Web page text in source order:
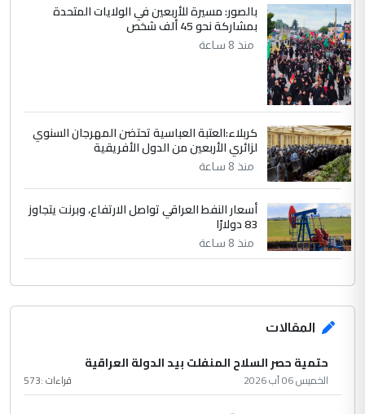
بالصور: مسيرة للأربعين في الولايات المتحدة
بمشاركة نحو 45 ألف شخص
منذ 8 ساعة
كربلاء:العتبة العباسية تحتضن المهرجان السنوي
لزائري الأربعين من الدول الأفريقية
منذ 8 ساعة
أسعار النفط العراقي تواصل الارتفاع، وبرنت يتجاوز
83 دولارًا
منذ 8 ساعة
المقالات
حتمية حصر السلاح المنفلت بيد الدولة العراقية
الخميس 06 آب 2026 قراءات :573